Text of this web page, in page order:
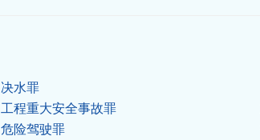
决水罪
工程重大安全事故罪
危险驾驶罪